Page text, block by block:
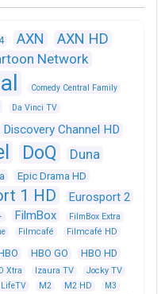
AXN AXN HD
Network
Comedy Central Family
Da Vinci TV
Discovery Channel HD
DoQ
Duna
Epic Drama HD
1 HD
Eurosport 2
FilmBox FilmBox Extra
Filmcafé Filmcafé HD
HBO GO HBO HD
Xtra Izaura TV
Jocky TV
LifeTV M2 M2 HD M3